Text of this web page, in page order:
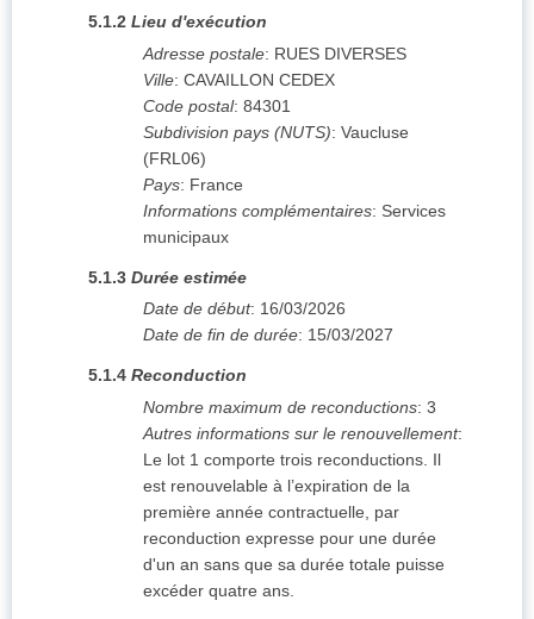
5.1.2 Lieu d'exécution
Adresse postale: RUES DIVERSES
Ville: CAVAILLON CEDEX
Code postal: 84301
Subdivision pays (NUTS): Vaucluse
(FRL06)
Pays: France
Informations complémentaires: Services
municipaux
5.1.3 Durée estimée
Date de début: 16/03/2026
Date de fin de durée: 15/03/2027
5.1.4 Reconduction
Nombre maximum de reconductions: 3
Autres informations sur le renouvellement:
Le lot 1 comporte trois reconductions. Il
est renouvelable à l’expiration de la
première année contractuelle, par
reconduction expresse pour une durée
d'un an sans que sa durée totale puisse
excéder quatre ans.